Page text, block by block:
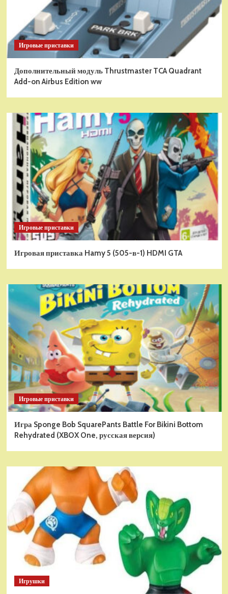
Игровые приставки
Дополнительный модуль Thrustmaster TCA Quadrant
Add-on Airbus Edition ww
Игровые приставки
Игровая приставка Hamy 5 (505-в-1) HDMI GTA
Игровые приставки
Игра Sponge Bob SquarePants Battle For Bikini Bottom
Rehydrated (XBOX One, русская версия)
Игрушки